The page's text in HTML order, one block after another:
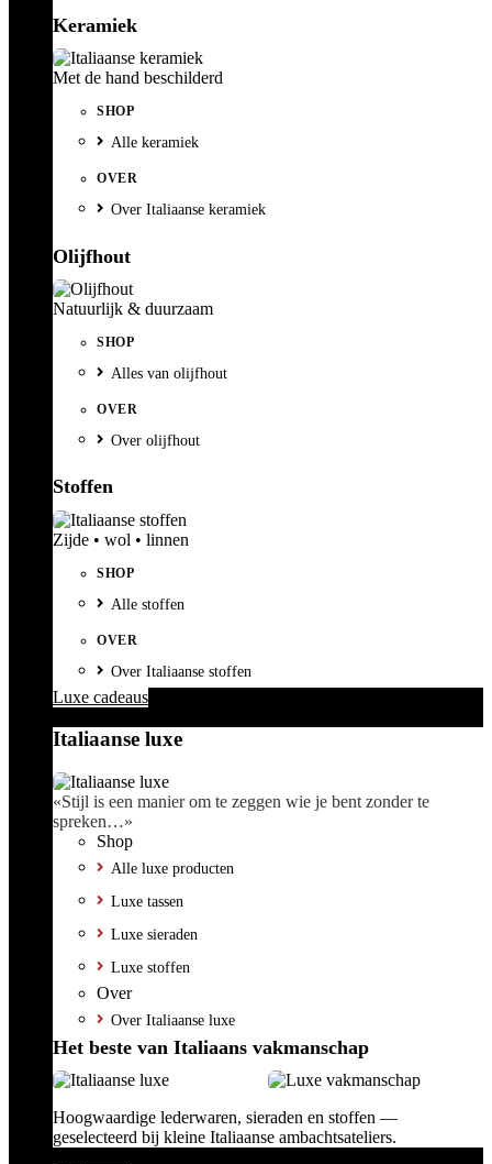
Keramiek
Met de hand beschilderd
SHOP
Alle keramiek
OVER
Over Italiaanse keramiek
Olijfhout
Natuurlijk & duurzaam
SHOP
Alles van olijfhout
OVER
Over olijfhout
Stoffen
Zijde • wol • linnen
SHOP
Alle stoffen
OVER
Over Italiaanse stoffen
Luxe cadeaus
Italiaanse luxe
«Stijl is een manier om te zeggen wie je bent zonder te
spreken…»
Shop
Alle luxe producten
Luxe tassen
Luxe sieraden
Luxe stoffen
Over
Over Italiaanse luxe
Het beste van Italiaans vakmanschap
Hoogwaardige lederwaren, sieraden en stoffen —
geselecteerd bij kleine Italiaanse ambachtsateliers.